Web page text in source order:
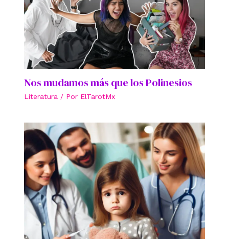
Nos mudamos más que los Polinesios
Literatura / Por ElTarotMx